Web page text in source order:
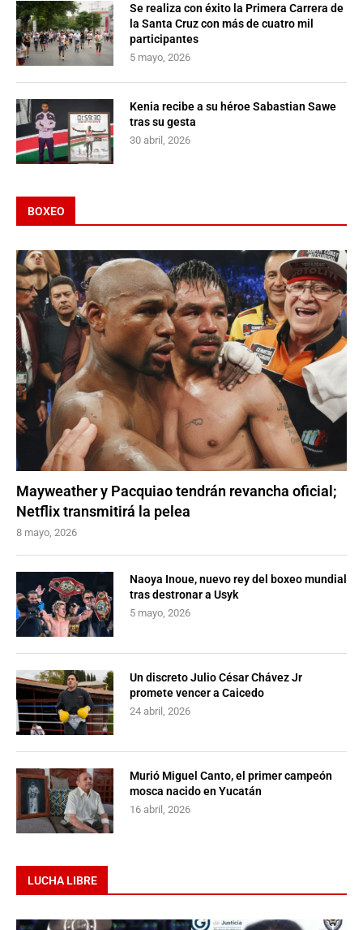
Se realiza con éxito la Primera Carrera de
la Santa Cruz con más de cuatro mil
participantes
5 mayo, 2026
Kenia recibe a su héroe Sabastian Sawe
tras su gesta
30 abril, 2026
BOXEO
Mayweather y Pacquiao tendrán revancha oficial;
Netflix transmitirá la pelea
8 mayo, 2026
Naoya Inoue, nuevo rey del boxeo mundial
tras destronar a Usyk
5 mayo, 2026
Un discreto Julio César Chávez Jr
promete vencer a Caicedo
24 abril, 2026
Murió Miguel Canto, el primer campeón
mosca nacido en Yucatán
16 abril, 2026
LUCHA LIBRE